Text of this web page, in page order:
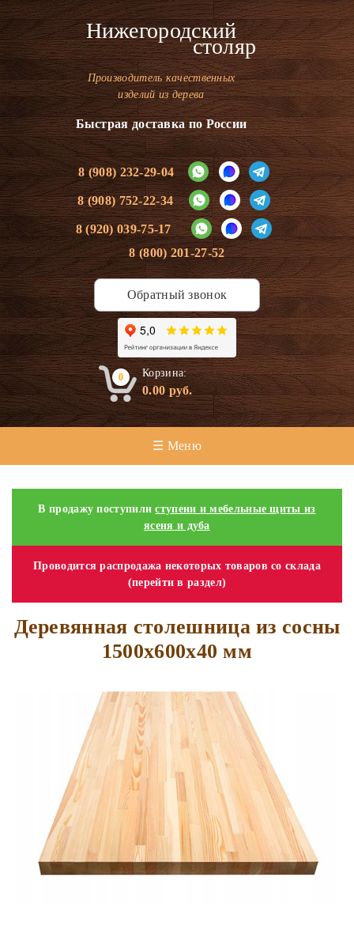
Нижегородский
столяр
Производитель качественных
изделий из дерева
Быстрая доставка по России
8 (908) 232-29-04
8 (908) 752-22-34
8 (920) 039-75-17
8 (800) 201-27-52
Обратный звонок
0 Корзина:
0.00руб.
☰ Меню
В продажу поступилиступени и мебельные щиты из
ясеня и дуба
Проводится распродажа некоторых товаров со склада
(перейти в раздел)
Деревянная столешница из сосны
1500х600х40 мм